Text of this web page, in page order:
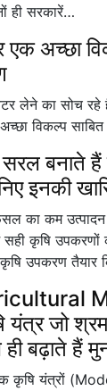
ही सरकारें…
एक अच्छा
लेने का सोच
विकल्प
सरल बनाते
इनकी
का कम
कृषि उपकरणों
उपकरण तैयार
यंत्र जो
बढ़ाते हैं
कृषि यंत्रों